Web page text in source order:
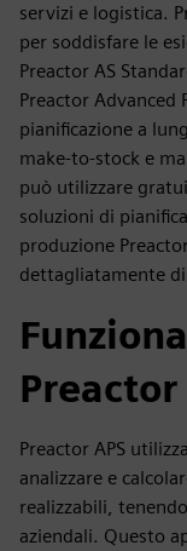
servizi e logistica.
per soddisfare le
Preactor AS
Preactor
pianificazione a
make-to-stock e
può utilizzare
soluzioni di
produzione
dettagliatamente
Preactor
Preactor APS
analizzare e
realizzabili,
aziendali. Questo